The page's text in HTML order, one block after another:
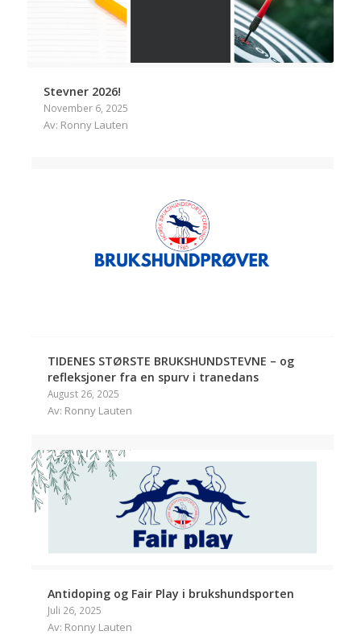
Stevner 2026!
November 6, 2025
Av: Ronny Lauten
TIDENES STØRSTE BRUKSHUNDSTEVNE – og
refleksjoner fra en spurv i tranedans
August 26, 2025
Av: Ronny Lauten
Antidoping og Fair Play i brukshundsporten
Juli 26, 2025
Av: Ronny Lauten